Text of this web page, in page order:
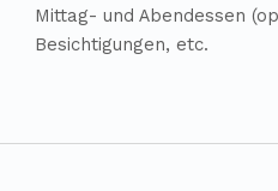
Mittag- und Abendessen
Besichtigungen, etc.